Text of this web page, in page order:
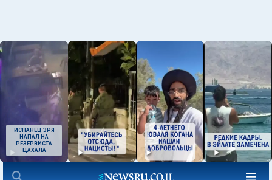
ИСПАНЕЦ ЗРЯ
НАПАЛ НА
РЕЗЕРВИСТА
ЦАХАЛА